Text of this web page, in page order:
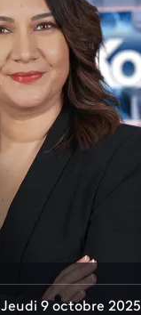
Jeudi 9 octobre 2025